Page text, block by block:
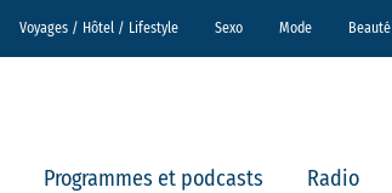
Voyages / Hôtel / Lifestyle Sexo Mode Beauté
Programmes et podcasts Radio